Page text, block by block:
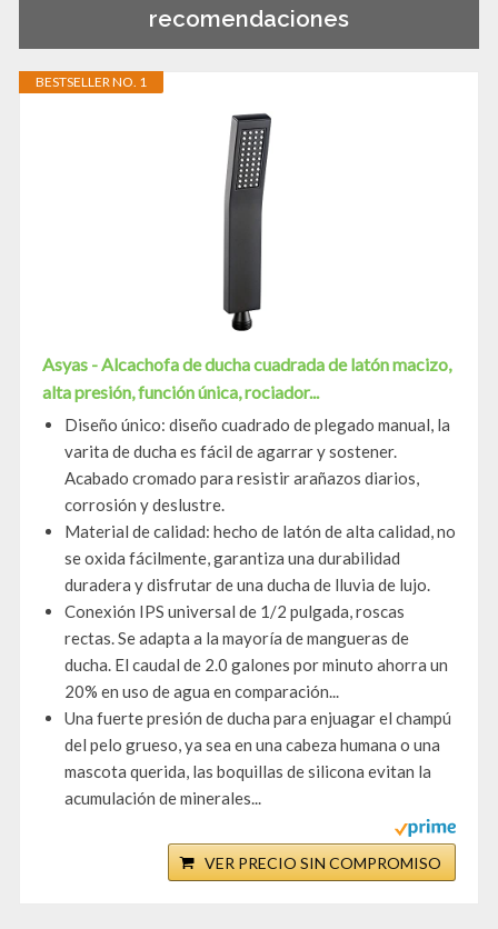
recomendaciones
BESTSELLER NO. 1
Asyas - Alcachofa de ducha cuadrada de latón macizo,
alta presión, función única, rociador...
Diseño único: diseño cuadrado de plegado manual, la
varita de ducha es fácil de agarrar y sostener.
Acabado cromado para resistir arañazos diarios,
corrosión y deslustre.
Material de calidad: hecho de latón de alta calidad, no
se oxida fácilmente, garantiza una durabilidad
duradera y disfrutar de una ducha de lluvia de lujo.
Conexión IPS universal de 1/2 pulgada, roscas
rectas. Se adapta a la mayoría de mangueras de
ducha. El caudal de 2.0 galones por minuto ahorra un
20% en uso de agua en comparación...
Una fuerte presión de ducha para enjuagar el champú
del pelo grueso, ya sea en una cabeza humana o una
mascota querida, las boquillas de silicona evitan la
acumulación de minerales...
VER PRECIO SIN COMPROMISO